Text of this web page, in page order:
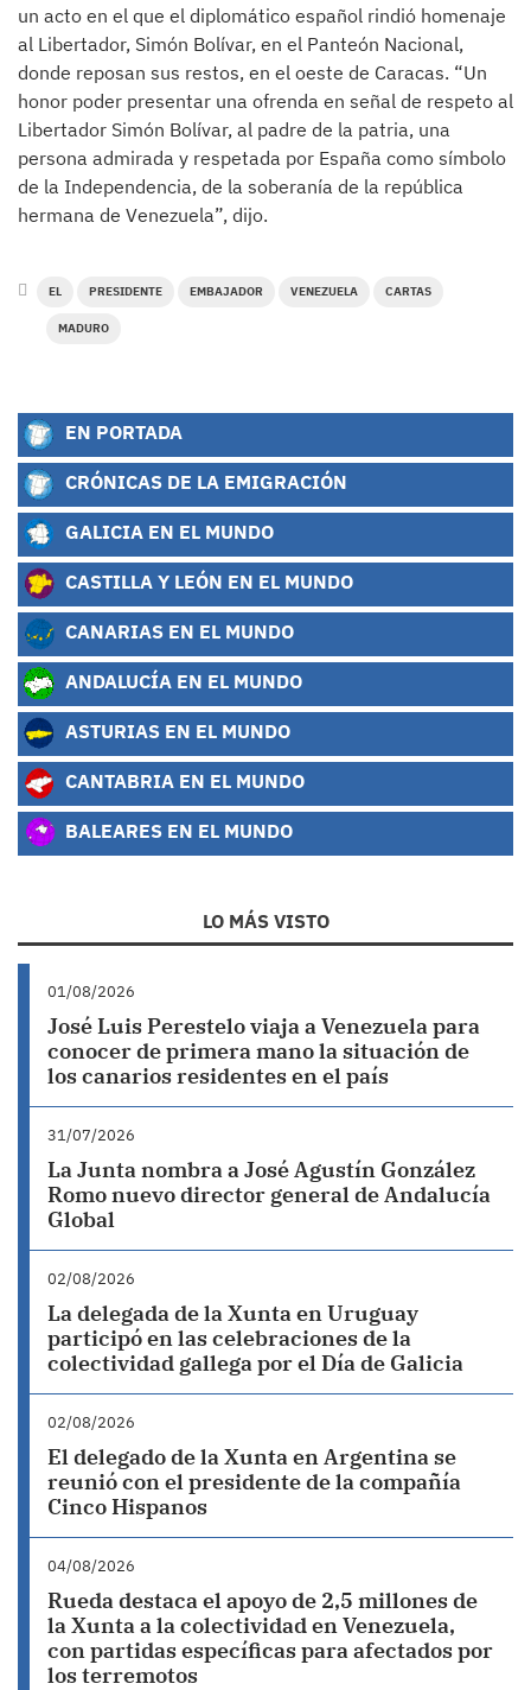
un acto en el que el diplomático español rindió homenaje
al Libertador, Simón Bolívar, en el Panteón Nacional,
donde reposan sus restos, en el oeste de Caracas. “Un
honor poder presentar una ofrenda en señal de respeto al
Libertador Simón Bolívar, al padre de la patria, una
persona admirada y respetada por España como símbolo
de la Independencia, de la soberanía de la república
hermana de Venezuela”, dijo.
EL PRESIDENTE EMBAJADOR VENEZUELA CARTAS
MADURO
EN PORTADA
CRÓNICAS DE LA EMIGRACIÓN
GALICIA EN EL MUNDO
CASTILLA Y LEÓN EN EL MUNDO
CANARIAS EN EL MUNDO
ANDALUCÍA EN EL MUNDO
ASTURIAS EN EL MUNDO
CANTABRIA EN EL MUNDO
BALEARES EN EL MUNDO
LO MÁS VISTO
01/08/2026
José Luis Perestelo viaja a Venezuela para
conocer de primera mano la situación de
los canarios residentes en el país
31/07/2026
La Junta nombra a José Agustín González
Romo nuevo director general de Andalucía
Global
02/08/2026
La delegada de la Xunta en Uruguay
participó en las celebraciones de la
colectividad gallega por el Día de Galicia
02/08/2026
El delegado de la Xunta en Argentina se
reunió con el presidente de la compañía
Cinco Hispanos
04/08/2026
Rueda destaca el apoyo de 2,5 millones de
la Xunta a la colectividad en Venezuela,
con partidas específicas para afectados por
los terremotos